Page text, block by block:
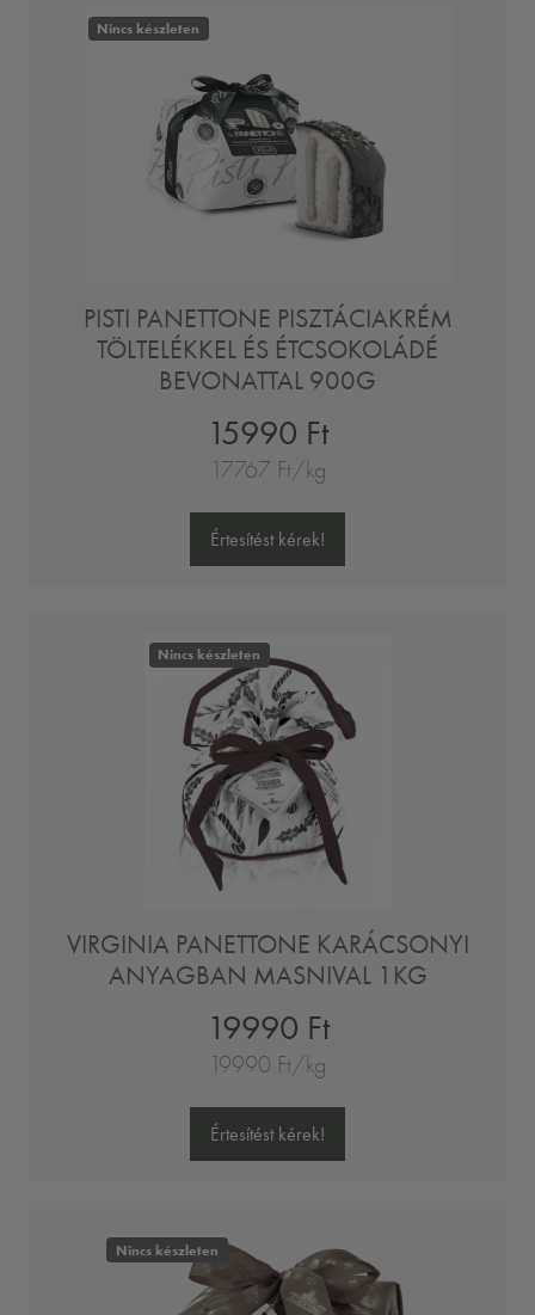
Nincs készleten
PISTI PANETTONE PISZTÁCIAKRÉM
TÖLTELÉKKEL ÉS ÉTCSOKOLÁDÉ
BEVONATTAL 900G
15990 Ft
17767 Ft/kg
Értesítést kérek!
Nincs készleten
VIRGINIA PANETTONE KARÁCSONYI
ANYAGBAN MASNIVAL 1KG
19990 Ft
19990 Ft/kg
Értesítést kérek!
Nincs készleten